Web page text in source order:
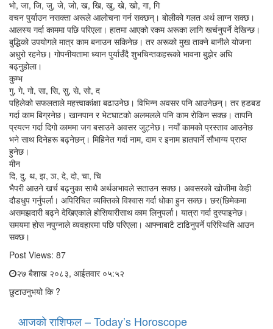
भो, जा, जि, जु, जे, जो, ख, खि, खु, खे, खो, गा, गि
वचन पुर्याउन नसक्ता अरूले आलोचना गर्न सक्छन्। बोलीको गलत अर्थ लाग्न सक्छ।
आलस्य गर्दा काममा पछि परिएला। हातमा आएको रकम अरूका लागि खर्चनुपर्ने देखिन्छ।
बुद्धिको उपयोगले मात्र काम बनाउन सकिनेछ। तर अरूको मुख ताक्ने बानीले योजना
अधुरो रहनेछ। गोपनीयतामा ध्यान पुर्याउँदै शुभचिन्तकहरूको भावना बुझेर अघि
बढ्नुहोला।
कुम्भ
गु, गे, गो, सा, सि, सु, से, सो, द
पहिलेको सफलताले महत्त्वाकांक्षा बढाउनेछ। विभिन्न अवसर पनि आउनेछन्। तर हडबड
गर्दा काम बिग्रनेछ। खानपान र भेटघाटको अलमलले पनि काम रोकिन सक्छ। तापनि
प्रयत्न गर्दा दिगो काममा जग बसाउने अवसर जुट्नेछ। नयाँ कामको प्रस्ताव आउनेछ
भने साथ दिनेहरू बढ्नेछन्। मिहिनेत गर्दा नाम, दाम र इनाम हातपार्ने सौभाग्य प्राप्त
हुनेछ।
मीन
दि, दु, थ, झ, ञ, दे, दो, चा, चि
भैपरी आउने खर्च बढ्नुका साथै अर्थअभावले सताउन सक्छ। अवसरको खोजीमा केही
दौडधुप गर्नुपर्ला। अपिरिचित व्यक्तिको विश्वास गर्दा धोका हुन सक्छ। छर(छिमेकमा
असमझदारी बढ्ने देखिएकाले होसियारीसाथ काम लिनुपर्ला। यात्रा गर्दा दुस्पाइनेछ।
समयमा होस नपुग्नाले व्यवहारमा पछि परिएला। आफ्नाबाटै टाढिनुपर्ने परिस्थिति आउन
सक्छ।
Post Views: 87
२७ बैशाख २०८३, आईतवार ०५:५२
छुटाउनुभयो कि ?
आजको राशिफल – Today’s Horoscope